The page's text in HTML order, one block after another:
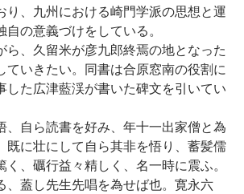
り、九州における崎門学派の思想と運
の意義づけをしている。
、久留米が彦九郎終焉の地となった
ていきたい。同書は合原窓南の役割に
した広津藍渓が書いた碑文を引いてい
自ら読書を好み、年十一出家僧と為
既に壮にして自ら其非を悟り、蓄髪儒
く、礪行益々精しく、名一時に震ふ。
、蓋し先生先唱を為せば也。寛永六